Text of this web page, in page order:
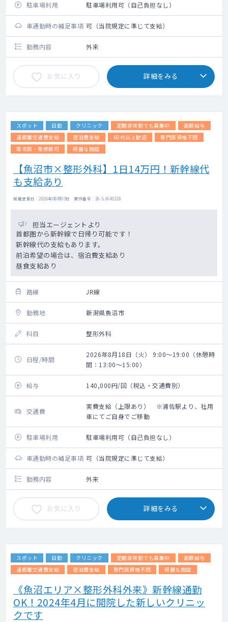
駐車場利用 駐車場利用可（自己負担なし）
車通勤時の補足事項 可（当院規定に準じて支給）
勤務内容 外来
お気に入り 詳細をみる
スポット 日勤 クリニック 定期非常勤でも募集中
高額給与
遠距離交通費支給
宿泊費支給 60代以上歓迎
専門医資格不問
専攻医・専修医可
綺麗な施設
【魚沼市×整形外科】1日14万円！新幹線代
も支給あり
掲載更新日 : 2026年08月03日 案件番号 : 26-SJ643228
担当エージェントより
首都圏から新幹線で日帰り可能です！
新幹線代の支給もあります。
前泊希望の場合は、宿泊費支給あり
昼食支給あり
路線 JR線
勤務地 新潟県魚沼市
科目 整形外科
日程/時間
2026年8月18日（火） 9:00～19:00（休憩時
間：13:00～15:00）
給与 140,000円/回（税込・交通費別）
交通費
実費支給（上限あり） ※浦佐駅より、社用
車にてご自身でご移動
駐車場利用 駐車場利用可（自己負担なし）
車通勤時の補足事項 可（当院規定に準じて支給）
勤務内容 外来
お気に入り 詳細をみる
スポット 日勤 クリニック 定期非常勤でも募集中
高額給与
遠距離交通費支給
宿泊費支給 専門医資格不問 綺麗な施設
《魚沼エリア×整形外科外来》新幹線通勤
OK！2024年4月に開院した新しいクリニッ
クです